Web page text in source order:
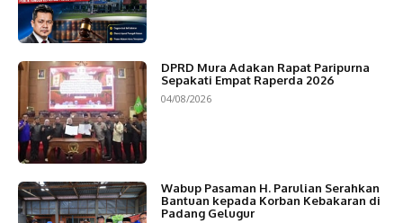
DPRD Mura Adakan Rapat Paripurna
Sepakati Empat Raperda 2026
04/08/2026
Wabup Pasaman H. Parulian Serahkan
Bantuan kepada Korban Kebakaran di
Padang Gelugur